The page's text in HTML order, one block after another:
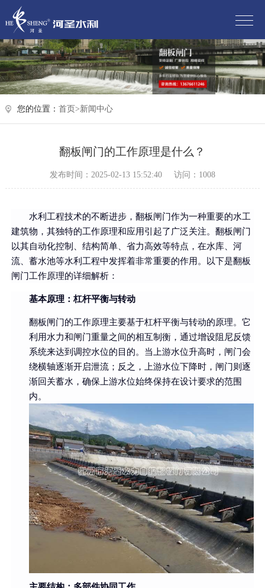
您的位置： 首页>新闻中心
翻板闸门的工作原理是什么？
发布时间：2025-02-13 15:52:40 访问：1008
水利工程技术的不断进步，翻板闸门作为一种重要的水工
建筑物，其独特的工作原理和应用引起了广泛关注。翻板闸门
以其自动化控制、结构简单、省力高效等特点，在水库、河
流、蓄水池等水利工程中发挥着非常重要的作用。以下是翻板
闸门工作原理的详细解析：
基本原理：杠杆平衡与转动
翻板闸门的工作原理主要基于杠杆平衡与转动的原理。它
利用水力和闸门重量之间的相互制衡，通过增设阻尼反馈
系统来达到调控水位的目的。当上游水位升高时，闸门会
绕横轴逐渐开启泄流；反之，上游水位下降时，闸门则逐
渐回关蓄水，确保上游水位始终保持在设计要求的范围
内。